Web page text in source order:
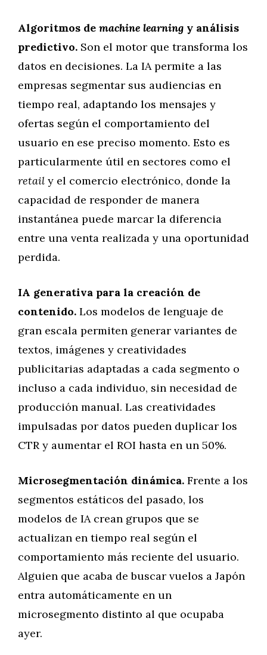
Algoritmos de machine learning y análisis
predictivo. Son el motor que transforma los
datos en decisiones. La IA permite a las
empresas segmentar sus audiencias en
tiempo real, adaptando los mensajes y
ofertas según el comportamiento del
usuario en ese preciso momento. Esto es
particularmente útil en sectores como el
retail y el comercio electrónico, donde la
capacidad de responder de manera
instantánea puede marcar la diferencia
entre una venta realizada y una oportunidad
perdida.
IA generativa para la creación de
contenido. Los modelos de lenguaje de
gran escala permiten generar variantes de
textos, imágenes y creatividades
publicitarias adaptadas a cada segmento o
incluso a cada individuo, sin necesidad de
producción manual. Las creatividades
impulsadas por datos pueden duplicar los
CTR y aumentar el ROI hasta en un 50%.
Microsegmentación dinámica. Frente a los
segmentos estáticos del pasado, los
modelos de IA crean grupos que se
actualizan en tiempo real según el
comportamiento más reciente del usuario.
Alguien que acaba de buscar vuelos a Japón
entra automáticamente en un
microsegmento distinto al que ocupaba
ayer.